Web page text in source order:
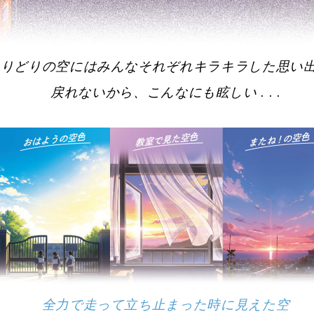
どりの空にはみんなそれぞれキラキラした思い
戻れないから、こんなにも眩しい . . .
全力で走って立ち止まった時に見えた空